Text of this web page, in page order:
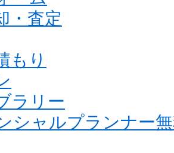
・査定
もり
ラリー
シャルプランナー